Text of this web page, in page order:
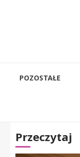
POZOSTAŁE
Przeczytaj